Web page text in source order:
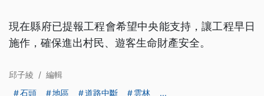
現在縣府已提報工程會希望中央能支持，讓工程早日
施作，確保進出村民、遊客生命財產安全。
邱子綾 / 編輯
石頭
地區 道路中斷 雲林 ...